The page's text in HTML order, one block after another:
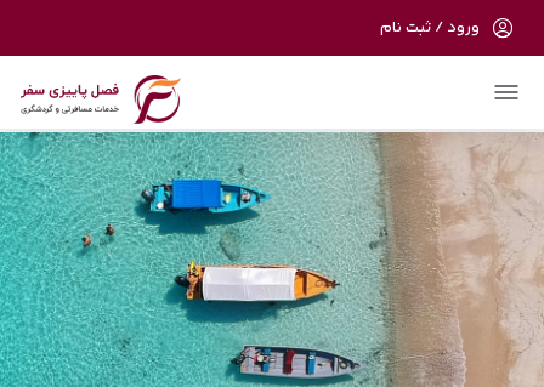
ورود / ثبت نام
در حال حاضر ارتباط با سرور قطع می باشد
لطفا دقایقی بعد مجددا تلاش کنید.